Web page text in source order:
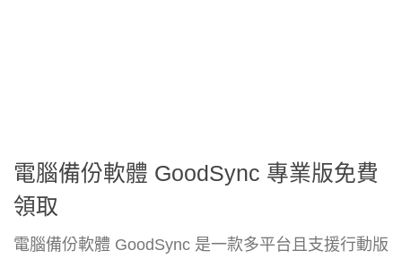
電腦備份軟體 GoodSync 專業版免費
領取
電腦備份軟體 GoodSync 是一款多平台且支援行動版